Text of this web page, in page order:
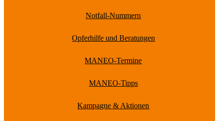
Notfall-Nummern
Opferhilfe und Beratungen
MANEO-Termine
MANEO-Tipps
Kampagne & Aktionen